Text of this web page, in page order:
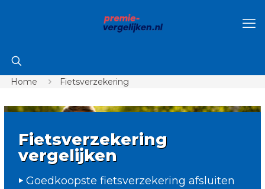
Home Fietsverzekering
Fietsverzekering
vergelijken
Goedkoopste fietsverzekering afsluiten